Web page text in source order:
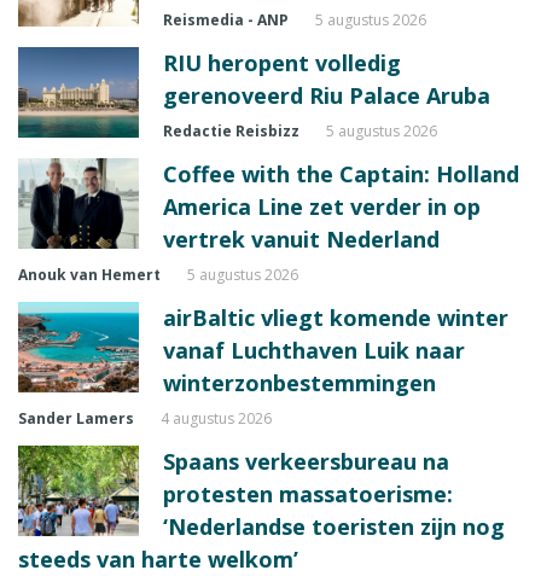
Reismedia - ANP 5 augustus 2026
RIU heropent volledig
gerenoveerd Riu Palace Aruba
Redactie Reisbizz 5 augustus 2026
Coffee with the Captain: Holland
America Line zet verder in op
vertrek vanuit Nederland
Anouk van Hemert 5 augustus 2026
airBaltic vliegt komende winter
vanaf Luchthaven Luik naar
winterzonbestemmingen
Sander Lamers 4 augustus 2026
Spaans verkeersbureau na
protesten massatoerisme:
‘Nederlandse toeristen zijn nog
steeds van harte welkom’